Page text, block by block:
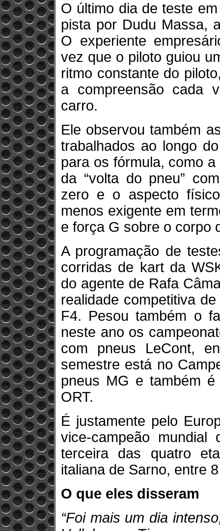
O último dia de teste
pista por Dudu Massa,
O experiente
vez que o piloto guiou
ritmo constante do
a compreensão cada
carro.
Ele observou também
trabalhados ao longo
para os fórmula, como
da “volta do pneu”
zero e o aspecto
menos exigente em
e força G sobre o corpo
A programação de
corridas de kart da
do agente de Rafa
realidade competitiva
F4. Pesou também o
neste ano os
com pneus LeCont,
semestre está no
pneus MG e também é
ORT.
É justamente pelo
vice-campeão
terceira das quatro
italiana de Sarno, entre
O que eles disseram
“Foi mais um dia